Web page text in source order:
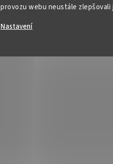
provozu webu neustále
Nastavení